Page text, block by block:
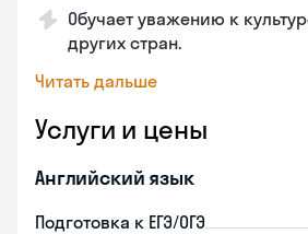
Обучает уважению к
других стран.
Читать дальше
Услуги и цены
Английский язык
Подготовка к ЕГЭ/ОГЭ